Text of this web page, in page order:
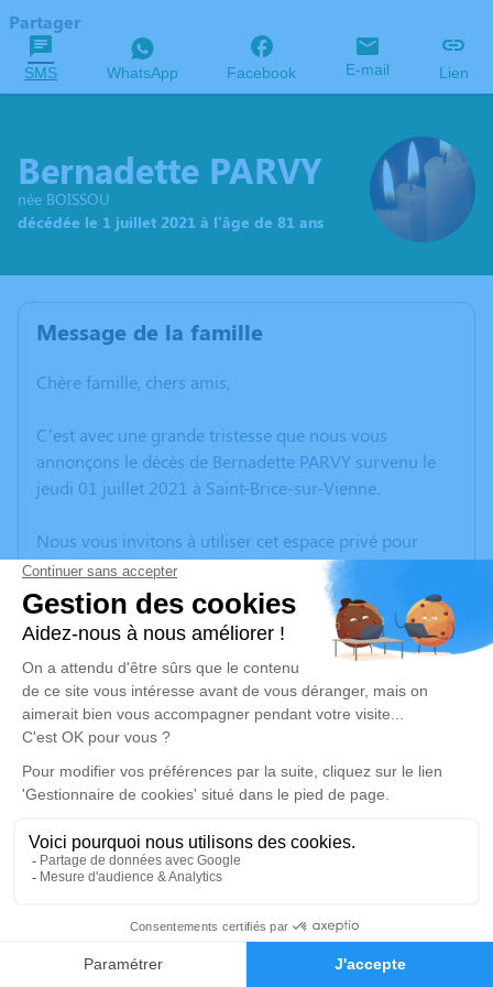
Faire-part Hommages
Partager
SMS WhatsApp Facebook E-mail Lien
Bernadette PARVY
née BOISSOU
décédée le 1 juillet 2021 à l'âge de 81 ans
Message de la famille
Chère famille, chers amis,
C’est avec une grande tristesse que nous vous
annonçons le décès de Bernadette PARVY survenu le
jeudi 01 juillet 2021 à Saint-Brice-sur-Vienne.
Nous vous invitons à utiliser cet espace privé pour
laisser vos condoléances, partager des photos
souvenirs, une anecdote ou exprimer vos pensées à
travers des poèmes ou des textes. Cet endroit est un
lieu d'expression dédié à honorer la mémoire de
Bernadette PARVY.
Un service de plantation d’arbre hommage est
disponible ici.
Je rends hommage
Cérémonie religieuse
Église de Saint-Brice-sur-Vienne
87200 Saint-Brice-sur-Vienne